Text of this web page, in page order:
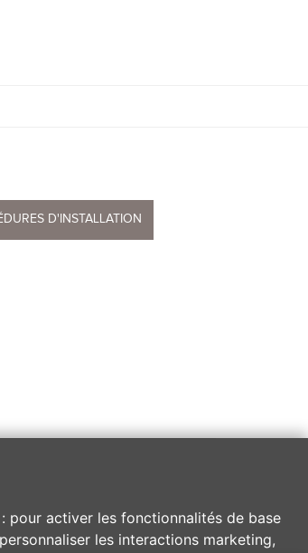
pour activer les fonctionnalités de base
les interactions marketing,
D'INSTALLATION